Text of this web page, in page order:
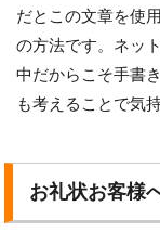
だとこの文章を使
の方法です。ネッ
中だからこそ手書
も考えることで気
お礼状お客様